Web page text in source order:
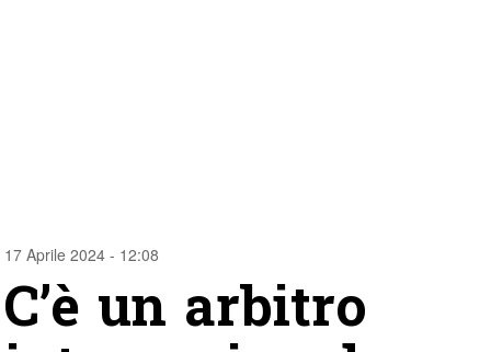
17 Aprile 2024 - 12:08
C’è un arbitro